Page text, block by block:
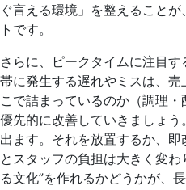
ぐ言える環境」を整えること
トです。
さらに、ピークタイムに注目
帯に発生する遅れやミスは、
こで詰まっているのか（調理・
優先的に改善していきましょ
出ます。それを放置するか、
とスタッフの負担は大きく変
る文化”を作れるかどうかが、